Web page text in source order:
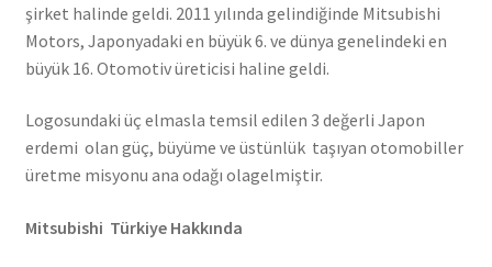
şirket halinde geldi. 2011 yılında gelindiğinde Mitsubishi
Motors, Japonyadaki en büyük 6. ve dünya genelindeki en
büyük 16. Otomotiv üreticisi haline geldi.
Logosundaki üç elmasla temsil edilen 3 değerli Japon
erdemi olan güç, büyüme ve üstünlük taşıyan otomobiller
üretme misyonu ana odağı olagelmiştir.
Mitsubishi Türkiye Hakkında